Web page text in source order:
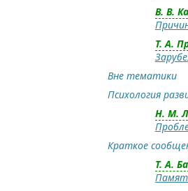
В. В.
Т. А.
Вне тематики
Психология
Н. М.
Краткое
Т. А.